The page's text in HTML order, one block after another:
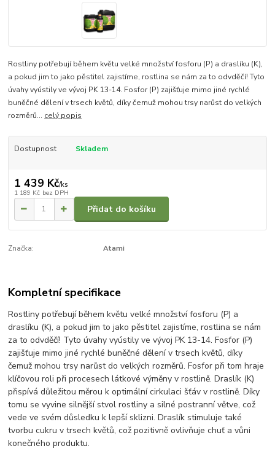
Rostliny potřebují během květu velké množství fosforu (P) a draslíku (K),
a pokud jim to jako pěstitel zajistíme, rostlina se nám za to odvděčí! Tyto
úvahy vyústily ve vývoj PK 13-14. Fosfor (P) zajišťuje mimo jiné rychlé
buněčné dělení v trsech květů, díky čemuž mohou trsy narůst do velkých
rozměrů... celý popis
Dostupnost Skladem
1 439 Kč/ks
1 189 Kč bez DPH
Přidat do košíku
Značka: Atami
Kompletní specifikace
Rostliny potřebují během květu velké množství fosforu (P) a
draslíku (K), a pokud jim to jako pěstitel zajistíme, rostlina se nám
za to odvděčí! Tyto úvahy vyústily ve vývoj PK 13-14. Fosfor (P)
zajišťuje mimo jiné rychlé buněčné dělení v trsech květů, díky
čemuž mohou trsy narůst do velkých rozměrů. Fosfor při tom hraje
klíčovou roli při procesech látkové výměny v rostlině. Draslík (K)
přispívá důležitou měrou k optimální cirkulaci šťáv v rostlině. Díky
tomu se vyvine silnější stvol rostliny a silné postranní větve, což
vede ve svém důsledku k lepší sklizni. Draslík stimuluje také
tvorbu cukru v trsech květů, což pozitivně ovlivňuje chuť a vůni
konečného produktu.